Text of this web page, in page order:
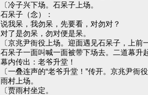
〔冷子兴下场。石呆子上场。
石呆子（念）：
说我呆，我勿呆，先要看，对勿对？
对了是勿呆，勿对便是呆。
〔京兆尹衙役上场。迎面遇见石呆子，上
石呆子一面叫喊一面被带下场去。二道幕升
幕内传出：老爷升堂！
〔一叠连声的“老爷升堂！”传开。京兆尹衙
雨村上场。
〔贾雨村坐定。